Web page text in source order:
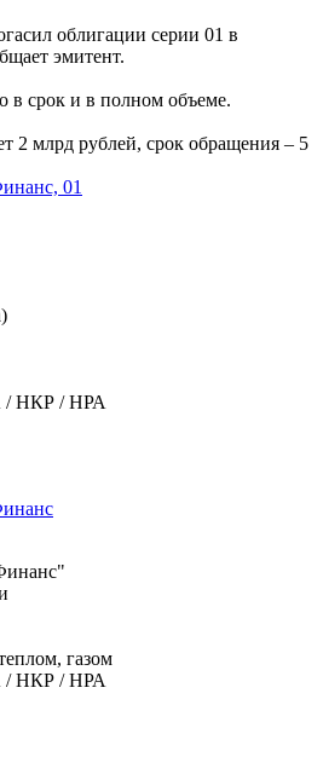
облигации серии 01 в
эмитент.
в срок и в полном объеме.
2 млрд рублей, срок обращения – 5
01
/ НКР / НРА
газом
/ НКР / НРА